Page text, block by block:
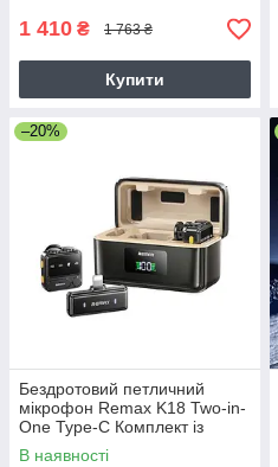
1 410 ₴ 1 763 ₴
Купити
–20%
Бездротовий петличний
мікрофон Remax K18 Two-in-
One Type-C Комплект із
зарядним кейсом
В наявності